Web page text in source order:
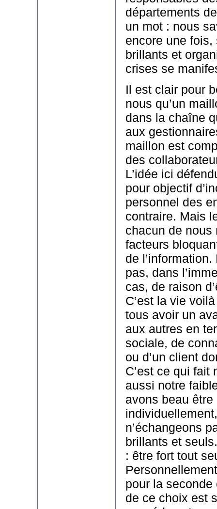
départements
un mot : nous
encore une
brillants et
crises se
Il est clair pour
nous qu’un
dans la chaîne
aux
maillon est
des
L’idée ici
pour objectif
personnel des
contraire. Mais
chacun de nous
facteurs
de
pas, dans
cas, de raison
C’est la vie
tous avoir un
aux autres en
sociale, de
ou d’un client
C’est ce qui fait
aussi notre
avons beau être
n’échangeons
brillants et
: être fort tout
pour la
de ce choix est